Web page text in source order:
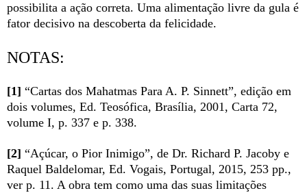
possibilita a ação correta. Uma alimentação livre da gula é
fator decisivo na descoberta da felicidade.
NOTAS:
[1] “Cartas dos Mahatmas Para A. P. Sinnett”, edição em
dois volumes, Ed. Teosófica, Brasília, 2001, Carta 72,
volume I, p. 337 e p. 338.
[2] “Açúcar, o Pior Inimigo”, de Dr. Richard P. Jacoby e
Raquel Baldelomar, Ed. Vogais, Portugal, 2015, 253 pp.,
ver p. 11. A obra tem como uma das suas limitações